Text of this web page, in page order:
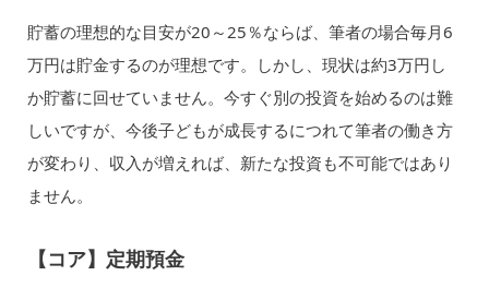
貯蓄の理想的な目安が20～25％ならば、筆者の場合毎月6
万円は貯金するのが理想です。しかし、現状は約3万円し
か貯蓄に回せていません。今すぐ別の投資を始めるのは難
しいですが、今後子どもが成長するにつれて筆者の働き方
が変わり、収入が増えれば、新たな投資も不可能ではあり
ません。
【コア】定期預金